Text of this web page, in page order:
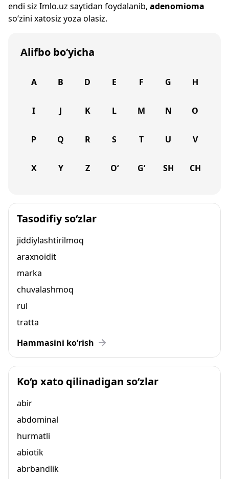
endi siz Imlo.uz saytidan foydalanib, adenomioma
so‘zini xatosiz yoza olasiz.
Alifbo bo‘yicha
A B D E F G H
I J K L M N O
P Q R S T U V
X Y Z O‘ G‘ SH CH
Tasodifiy so‘zlar
jiddiylashtirilmoq
araxnoidit
marka
chuvalashmoq
rul
tratta
Hammasini ko‘rish
Ko‘p xato qilinadigan so‘zlar
abir
abdominal
hurmatli
abiotik
abrbandlik